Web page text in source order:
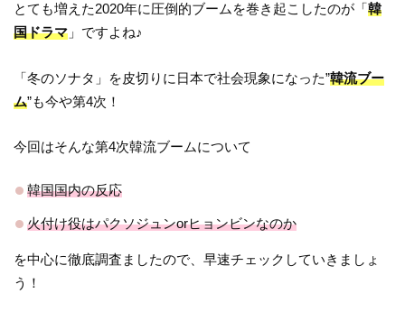
とても増えた2020年に圧倒的ブームを巻き起こしたのが「韓
国ドラマ 」ですよね♪
「冬のソナタ」を皮切りに日本で社会現象になった”韓流ブー
ム”も今や第4次！
今回はそんな第4次韓流ブームについて
韓国国内の反応
火付け役はパクソジュンorヒョンビンなのか
を中心に徹底調査ましたので、早速チェックしていきましょ
う！